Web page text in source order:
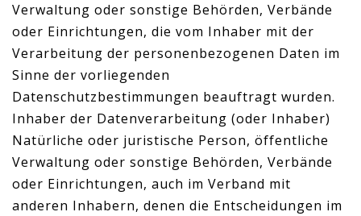
Verwaltung oder sonstige Behörden, Verbände
oder Einrichtungen, die vom Inhaber mit der
Verarbeitung der personenbezogenen Daten im
Sinne der vorliegenden
Datenschutzbestimmungen beauftragt wurden.
Inhaber der Datenverarbeitung (oder Inhaber)
Natürliche oder juristische Person, öffentliche
Verwaltung oder sonstige Behörden, Verbände
oder Einrichtungen, auch im Verband mit
anderen Inhabern, denen die Entscheidungen im